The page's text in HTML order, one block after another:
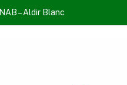
– Aldir Blanc